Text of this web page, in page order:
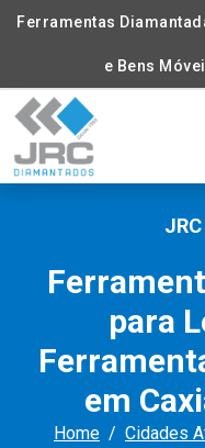
Ferramentas
e Bens
para
em
Home Cidades